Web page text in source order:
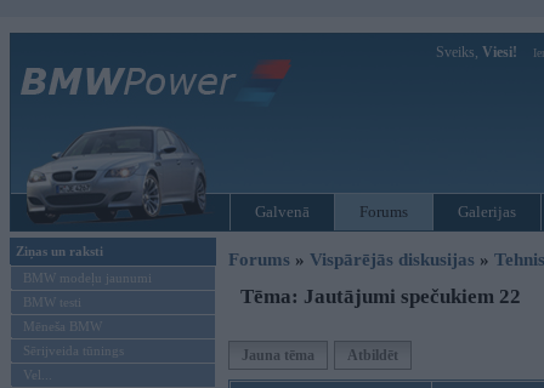
Sveiks, Viesi!
Galvenā Forums Galerijas
Ziņas un raksti
BMW modeļu jaunumi
BMW testi
Mēneša BMW
Sērijveida tūnings
Vel...
Forums » Vispārējās diskusijas »
Tēma: Jautājumi spečukiem 22
Jauna tēma Atbildēt